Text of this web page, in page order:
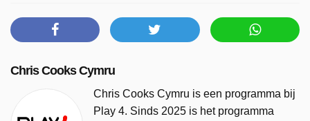
Chris Cooks Cymru
Chris Cooks Cymru is een programma bij
Play 4. Sinds 2025 is het programma